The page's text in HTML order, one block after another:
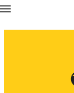
Назад